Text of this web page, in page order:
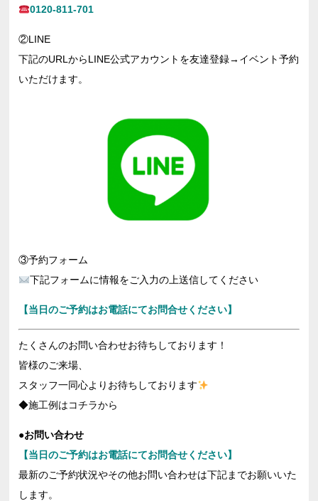
0120-811-701
②LINE
下記のURLからLINE公式アカウントを友達登録→イベント予約
いただけます。
③予約フォーム
下記フォームに情報をご入力の上送信してください
【当日のご予約はお電話にてお問合せください】
たくさんのお問い合わせお待ちしております！
皆様のご来場、
スタッフ一同心よりお待ちしております
◆施工例はコチラから
●お問い合わせ
【当日のご予約はお電話にてお問合せください】
最新のご予約状況やその他お問い合わせは下記までお願いいた
します。